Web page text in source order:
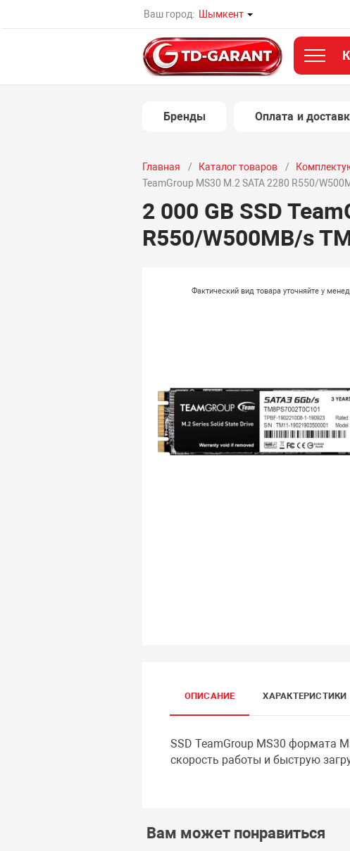
Ваш город: Шымкент
Бренды Оплата и
Главная Каталог товаров
TeamGroup MS30 M.2 SATA 2280 R550/
2 000 GB SSD
R550/W500MB/s
Фактический вид товара уточняйте у
ОПИСАНИЕ ХАРАКТЕРИСТИКИ
SSD TeamGroup MS30 формата
скорость работы и быструю
Вам может понравиться